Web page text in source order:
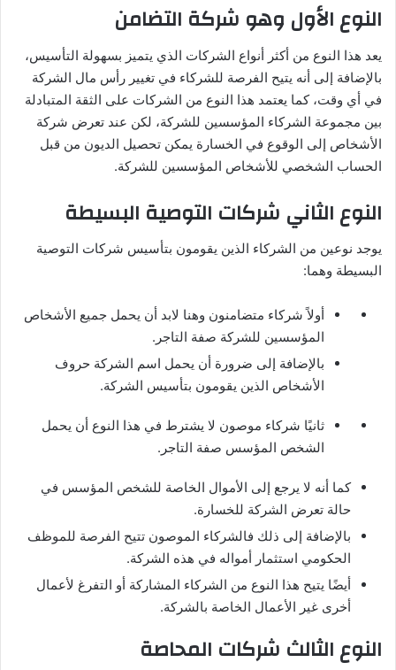
النوع الأول وهو شركة التضامن
يعد هذا النوع من أكثر أنواع الشركات الذي يتميز بسهولة التأسيس،
بالإضافة إلى أنه يتيح الفرصة للشركاء في تغيير رأس مال الشركة
في أي وقت، كما يعتمد هذا النوع من الشركات على الثقة المتبادلة
بين مجموعة الشركاء المؤسسين للشركة، لكن عند تعرض شركة
الأشخاص إلى الوقوع في الخسارة يمكن تحصيل الديون من قبل
الحساب الشخصي للأشخاص المؤسسين للشركة.
النوع الثاني شركات التوصية البسيطة
يوجد نوعين من الشركاء الذين يقومون بتأسيس شركات التوصية
البسيطة وهما:
أولاً شركاء متضامنون وهنا لابد أن يحمل جميع الأشخاص
المؤسسين للشركة صفة التاجر.
بالإضافة إلى ضرورة أن يحمل اسم الشركة حروف
الأشخاص الذين يقومون بتأسيس الشركة.
ثانيًا شركاء موصون لا يشترط في هذا النوع أن يحمل
الشخص المؤسس صفة التاجر.
كما أنه لا يرجع إلى الأموال الخاصة للشخص المؤسس في
حالة تعرض الشركة للخسارة.
بالإضافة إلى ذلك فالشركاء الموصون تتيح الفرصة للموظف
الحكومي استثمار أمواله في هذه الشركة.
أيضًا يتيح هذا النوع من الشركاء المشاركة أو التفرغ لأعمال
أخرى غير الأعمال الخاصة بالشركة.
النوع الثالث شركات المحاصة